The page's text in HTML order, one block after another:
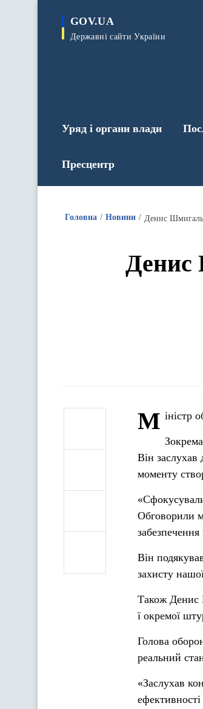
GOV.UA
Державні сайти України
Уряд і органи влади
Пресцентр
Головна Новини Денис Шмигаль
Денис
М іністр
Він заслухав
моменту
Обговорили
Він
захисту
Також Денис
ї окремої
Голова
реальний
«Заслухав